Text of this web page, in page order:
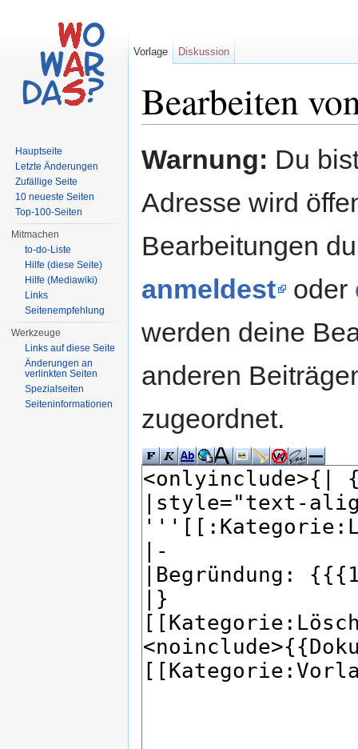
Bearbeiten
Warnung: Du
Adresse wird
Bearbeitungen
anmeldest
oder
werden deine
anderen
zugeordnet.
Vorlage Diskussion
Hauptseite
Letzte Änderungen
Zufällige Seite
10 neueste Seiten
Top-100-Seiten
Mitmachen
to-do-Liste
Hilfe (diese Seite)
Hilfe (Mediawiki)
Links
Seitenempfehlung
Werkzeuge
Links auf diese Seite
Änderungen an
verlinkten Seiten
Spezialseiten
Seiteninformationen